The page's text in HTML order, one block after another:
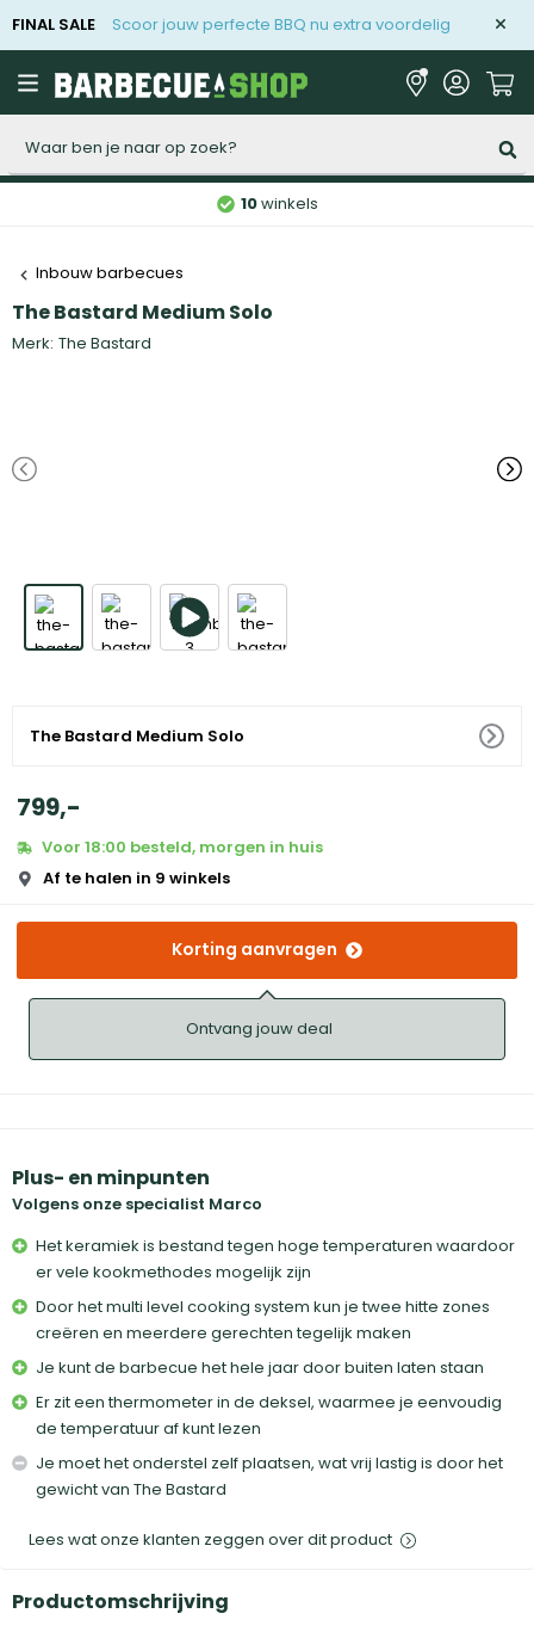
FINAL SALE Scoor jouw perfecte BBQ nu extra voordelig
10winkels
Inbouw barbecues
The Bastard Medium Solo
Merk: The Bastard
The Bastard Medium Solo
799,-
Voor 18:00 besteld, morgen in huis
Af te halen in 9 winkels
Korting aanvragen
Ontvang jouw deal
Plus- en minpunten
Volgens onze specialist Marco
Het keramiek is bestand tegen hoge temperaturen waardoor
er vele kookmethodes mogelijk zijn
Door het multi level cooking system kun je twee hitte zones
creëren en meerdere gerechten tegelijk maken
Je kunt de barbecue het hele jaar door buiten laten staan
Er zit een thermometer in de deksel, waarmee je eenvoudig
de temperatuur af kunt lezen
Je moet het onderstel zelf plaatsen, wat vrij lastig is door het
gewicht van The Bastard
Lees wat onze klanten zeggen over dit product
Productomschrijving